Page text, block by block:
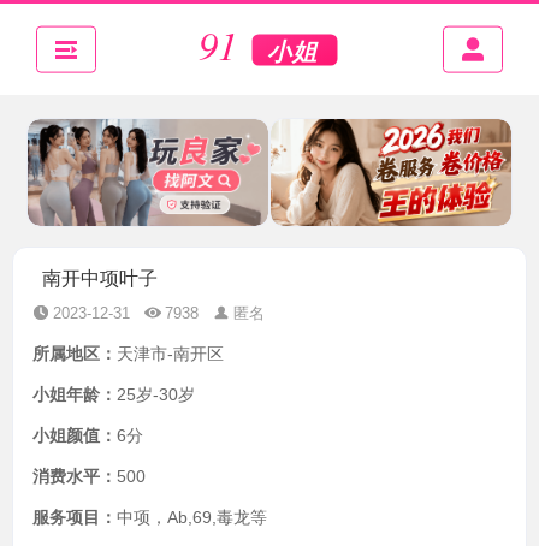
南开中项叶子
2023-12-31 7938 匿名
所属地区： 天津市-南开区
小姐年龄： 25岁-30岁
小姐颜值： 6分
消费水平： 500
服务项目： 中项，Ab,69,毒龙等